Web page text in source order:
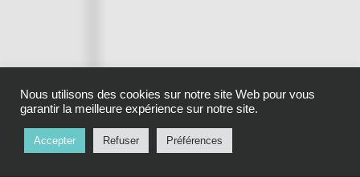
Nous utilisons des cookies sur notre site Web pour vous
garantir la meilleure expérience sur notre site.
Accepter Refuser Préférences